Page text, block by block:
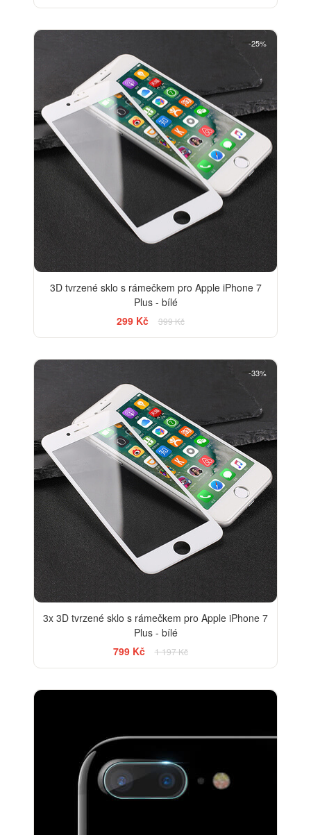
-25%
3D tvrzené sklo s rámečkem pro Apple iPhone 7
Plus - bílé
299 Kč
399 Kč
-33%
3x 3D tvrzené sklo s rámečkem pro Apple iPhone 7
Plus - bílé
799 Kč
1 197 Kč